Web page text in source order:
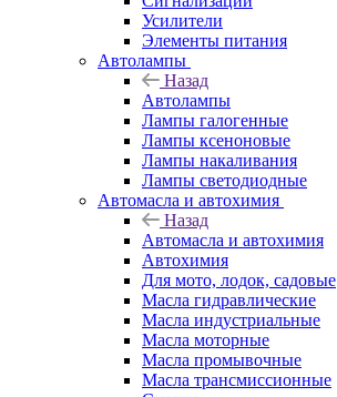
Усилители
Элементы питания
Автолампы
Назад
Автолампы
Лампы галогенные
Лампы ксеноновые
Лампы накаливания
Лампы светодиодные
Автомасла и автохимия
Назад
Автомасла и автохимия
Автохимия
Для мото, лодок, садовые
Масла гидравлические
Масла индустриальные
Масла моторные
Масла промывочные
Масла трансмиссионные